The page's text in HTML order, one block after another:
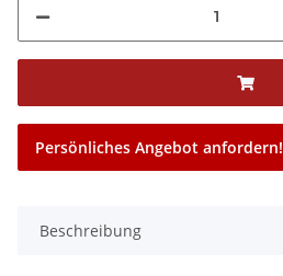
Persönliches Angebot anfordern!
Beschreibung